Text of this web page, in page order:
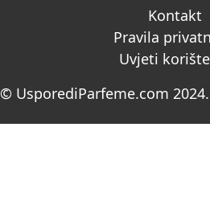
Kontakt
Pravila
Uvjeti
© UsporediParfeme.com